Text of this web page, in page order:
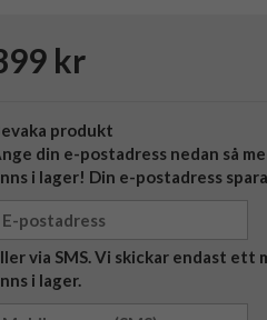
kr
produkt
din e-postadress nedan så
i lager! Din e-postadress
via SMS. Vi skickar endast ett
i lager.